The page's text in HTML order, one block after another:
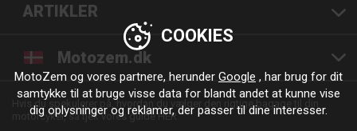
ARTIKLER
Motozem.dk
Hvis du spekulerer på, hvordan du vælger den rigtige bagage til din
motorcykel, så tjek vores guide HER.
COOKIES
MotoZem og vores partnere, herunder Google , har brug for dit
samtykke til at bruge visse data for blandt andet at kunne vise
dig oplysninger og reklamer, der passer til dine interesser.